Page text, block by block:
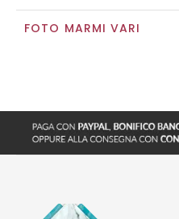
FOTO MARMI VARI